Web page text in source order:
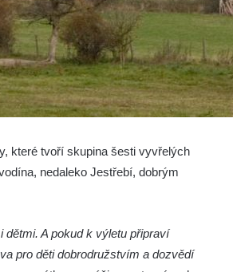
které tvoří skupina šesti vyvřelých
nedaleko Jestřebí, dobrým
A pokud k výletu připraví
pro děti dobrodružstvím a dozvědí